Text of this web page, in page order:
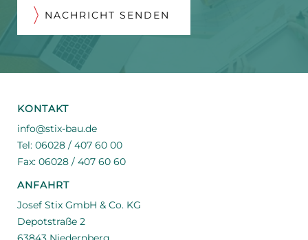
NACHRICHT SENDEN
KONTAKT
info@stix-bau.de
Tel: 06028 / 407 60 00
Fax: 06028 / 407 60 60
ANFAHRT
Josef Stix GmbH & Co. KG
Depotstraße 2